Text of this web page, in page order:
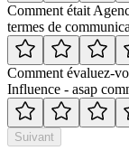
Comment était
termes de
Comment évaluez-
Influence - asap
Suivant